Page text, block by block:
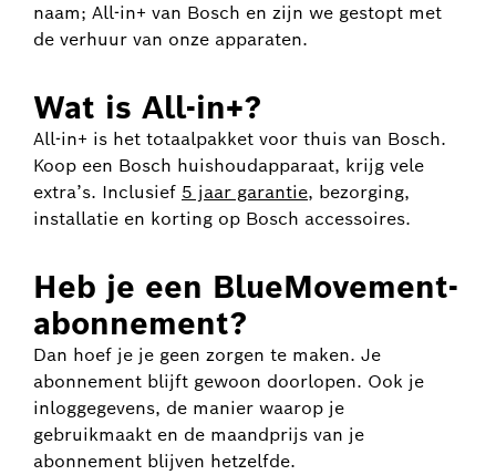
naam; All-in+ van Bosch en zijn we gestopt met
de verhuur van onze apparaten.
Wat is All-in+?
All-in+ is het totaalpakket voor thuis van Bosch.
Koop een Bosch huishoudapparaat, krijg vele
extra’s. Inclusief 5 jaar garantie, bezorging,
installatie en korting op Bosch accessoires.
Heb je een BlueMovement-
abonnement?
Dan hoef je je geen zorgen te maken. Je
abonnement blijft gewoon doorlopen. Ook je
inloggegevens, de manier waarop je
gebruikmaakt en de maandprijs van je
abonnement blijven hetzelfde.